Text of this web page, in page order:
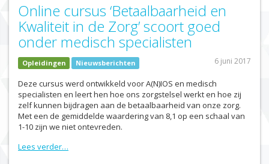
Online cursus ‘Betaalbaarheid en
Kwaliteit in de Zorg’ scoort goed
onder medisch specialisten
6 juni 2017
Opleidingen Nieuwsberichten
Deze cursus werd ontwikkeld voor A(N)IOS en medisch
specialisten en leert hen hoe ons zorgstelsel werkt en hoe zij
zelf kunnen bijdragen aan de betaalbaarheid van onze zorg.
Met een de gemiddelde waardering van 8,1 op een schaal van
1-10 zijn we niet ontevreden.
Lees verder…